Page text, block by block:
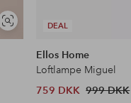
Se
lignende
DEAL
Ellos Home
Loftlampe Miguel
759 DKK 999 DKK